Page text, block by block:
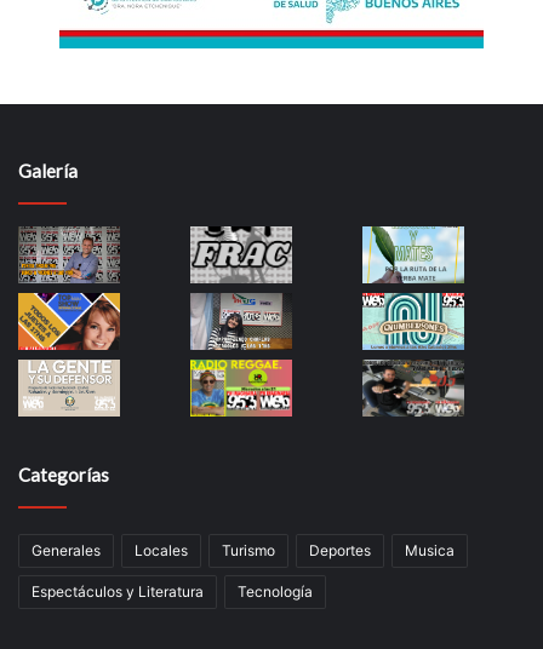
Galería
Categorías
Generales Locales Turismo Deportes Musica
Espectáculos y Literatura Tecnología